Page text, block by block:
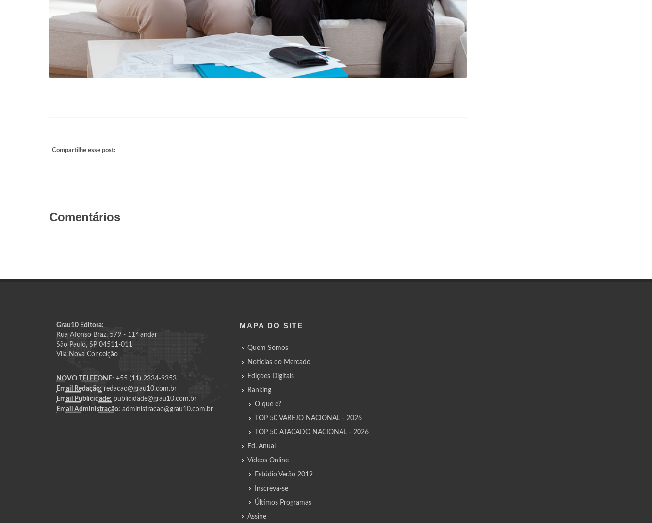
Compartilhe esse post:
Comentários
Grau10 Editora:
Rua Afonso Braz, 579 - 11º andar
São Paulo, SP 04511-011
Vila Nova Conceição
NOVO TELEFONE: +55 (11) 2334-9353
Email Redação: redacao@grau10.com.br
Email Publicidade: publicidade@grau10.com.br
Email Administração: administracao@grau10.com.br
MAPA DO SITE
Quem Somos
Notícias do Mercado
Edições Digitais
Ranking
O que é?
TOP 50 VAREJO NACIONAL - 2026
TOP 50 ATACADO NACIONAL - 2026
Ed. Anual
Vídeos Online
Estúdio Verão 2019
Inscreva-se
Últimos Programas
Assine